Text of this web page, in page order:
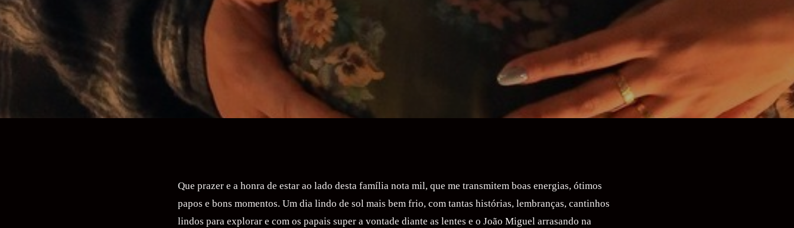
Que prazer e a honra de estar ao lado desta família nota mil, que me transmitem boas energias, ótimos
papos e bons momentos. Um dia lindo de sol mais bem frio, com tantas histórias, lembranças, cantinhos
lindos para explorar e com os papais super a vontade diante as lentes e o João Miguel arrasando na